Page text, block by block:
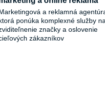
a reklamná
ponúka komplexné služby na
značky a oslovenie
zákazníkov